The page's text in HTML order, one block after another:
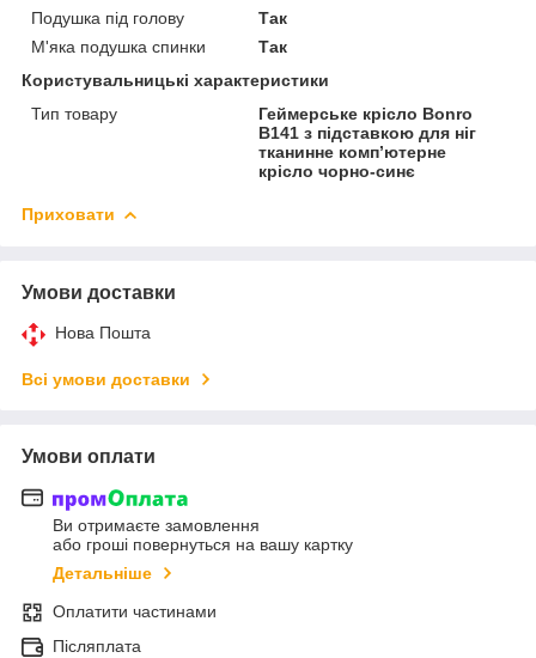
Подушка під голову
Так
М'яка подушка спинки
Так
Користувальницькі характеристики
Тип товару
Геймерське крісло Bonro
B141 з підставкою для ніг
тканинне комп’ютерне
крісло чорно-синє
Приховати
Умови доставки
Нова Пошта
Всі умови доставки
Умови оплати
Ви отримаєте замовлення
або гроші повернуться на вашу картку
Детальніше
Оплатити частинами
Післяплата